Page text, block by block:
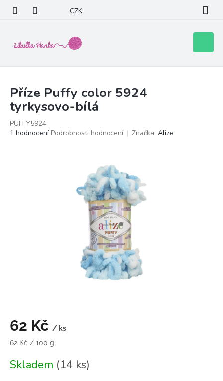
obsah
CZK
košík
Příze Puffy color 5924
tyrkysovo-bílá
PUFFY5924
Průměrné
1 hodnocení Podrobnosti hodnocení Značka: Alize
62 Kč / ks
Měrná
62 Kč / 100 g
Skladem (14 ks)